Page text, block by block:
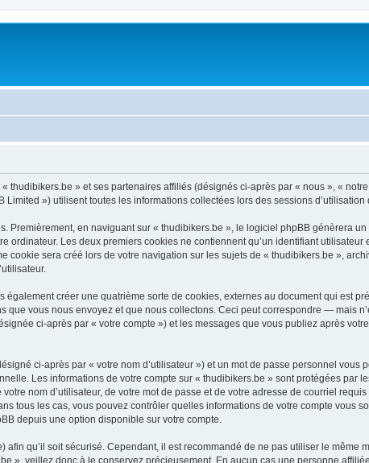
» et ses partenaires affiliés (désignés ci-après par « nous », «
») utilisent toutes les informations collectées lors des sessions
Premièrement, en naviguant sur « thudibikers.be », le logiciel phpBB génèrera
ordinateur. Les deux premiers cookies ne contiennent qu’un identifiant
cookie sera créé lors de votre navigation sur les sujets de « thudibikers.be »,
créer une quatrième sorte de cookies, externes au document qui est
que vous nous envoyez et que nous collectons. Ceci peut correspondre — mais
ci-après par « votre compte ») et les messages que vous publiez après
ci-après par « votre nom d’utilisateur ») et un mot de passe personnel vous
Les informations de votre compte sur « thudibikers.be » sont protégées par
nom d’utilisateur, de votre mot de passe et de votre adresse de courriel
tous les cas, vous pouvez contrôler quelles informations de votre compte vous
depuis une option disponible sur votre compte.
qu’il soit sécurisé. Cependant, il est recommandé de ne pas utiliser le même
», veillez donc à le conservez précieusement. En aucun cas une personne